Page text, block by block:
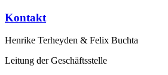
Kontakt
Henrike Terheyden & Felix Buchta
Leitung der Geschäftsstelle